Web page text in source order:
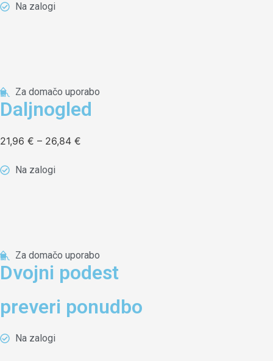
Na zalogi
Za domačo uporabo
Daljnogled
21,96 € – 26,84 €
Na zalogi
Za domačo uporabo
Dvojni podest
preveri ponudbo
Na zalogi